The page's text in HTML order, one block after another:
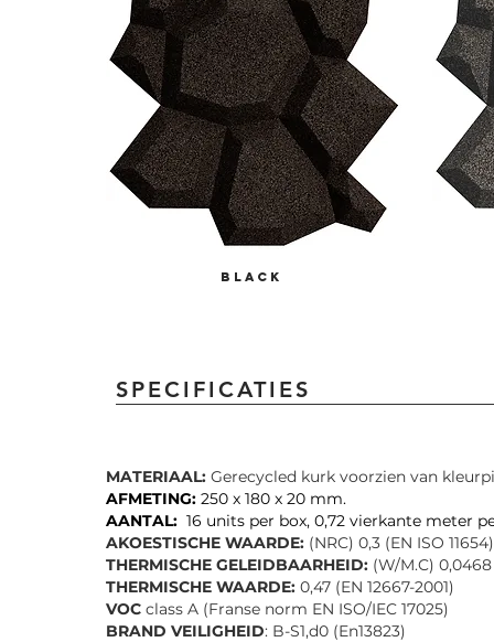
BLACK
SPECIFICATIES
MATERIAAL: Gerecycled kurk voorzien van
AFMETING: 250 x 180 x 20 mm.
AANTAL: 16 units per box, 0,72 vierkante meter
AKOESTISCHE WAARDE: (NRC) 0,3 (EN ISO 11654)
THERMISCHE GELEIDBAARHEID: (W/M.C)
THERMISCHE WAARDE: 0,47 (EN 12667-2001)
VOC class A (Franse norm EN ISO/IEC 17025)
BRAND VEILIGHEID: B-S1,d0 (En13823)